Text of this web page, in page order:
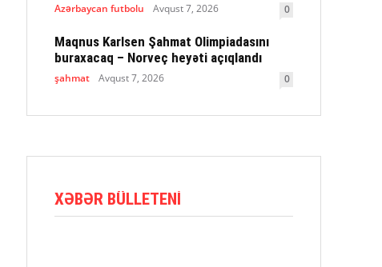
Azərbaycan futbolu Avqust 7, 2026 0
Maqnus Karlsen Şahmat Olimpiadasını
buraxacaq – Norveç heyəti açıqlandı
şahmat Avqust 7, 2026 0
XƏBƏR BÜLLETENI